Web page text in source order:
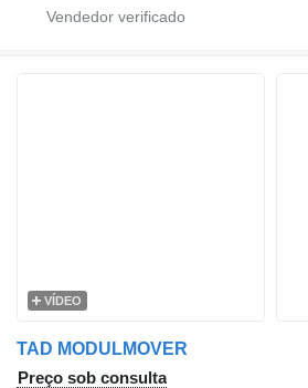
VÍDEO
TAD MODULMOVER
Preço sob consulta